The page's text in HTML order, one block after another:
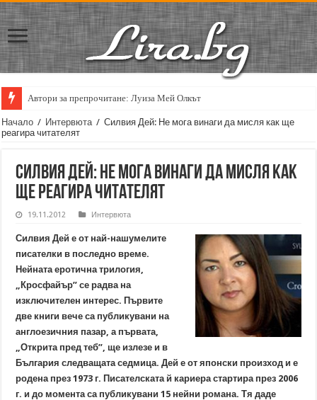
Автори за препрочитане: Луиза Мей Олкът
Кирил Кадийски: „Плачът на големия поет винаги е и сила, и
Начало / Интервюта / Силвия Дей: Не мога винаги да мисля как ще
реагира читателят
Силвия Дей: Не мога винаги да мисля как
ще реагира читателят
19.11.2012 Интервюта
Силвия Дей е от най-нашумелите
писателки в последно време.
Нейната еротична трилогия,
„Кросфайър” се радва на
изключителен интерес. Първите
две книги вече са публикувани на
англоезичния пазар, а първата,
„Открита пред теб”, ще излезе и в
България следващата седмица. Дей е от японски произход и е
родена през 1973 г. Писателската й кариера стартира през 2006
г. и до момента са публикувани 15 нейни романа. Тя даде